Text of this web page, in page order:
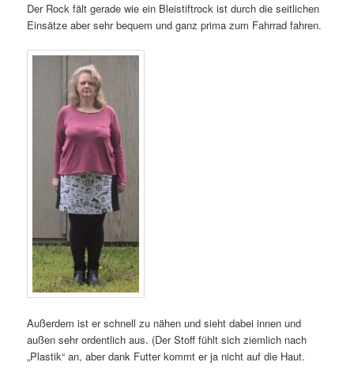
Der Rock fält gerade wie ein Bleistiftrock ist durch die seitlichen
Einsätze aber sehr bequem und ganz prima zum Fahrrad fahren.
Außerdem ist er schnell zu nähen und sieht dabei innen und
außen sehr ordentlich aus. (Der Stoff fühlt sich ziemlich nach
„Plastik“ an, aber dank Futter kommt er ja nicht auf die Haut.